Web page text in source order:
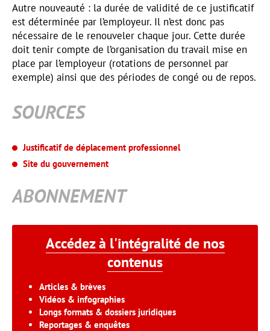
Autre nouveauté : la durée de validité de ce justificatif
est déterminée par l’employeur. Il n’est donc pas
nécessaire de le renouveler chaque jour. Cette durée
doit tenir compte de l’organisation du travail mise en
place par l’employeur (rotations de personnel par
exemple) ainsi que des périodes de congé ou de repos.
SOURCES
Justificatif de déplacement professionnel
Site du gouvernement
ABONNEMENT
Accédez à l'intégralité de nos
contenus
Articles & brèves
Vidéos & infographies
Longs formats & dossiers juridiques
Reportages & enquêtes